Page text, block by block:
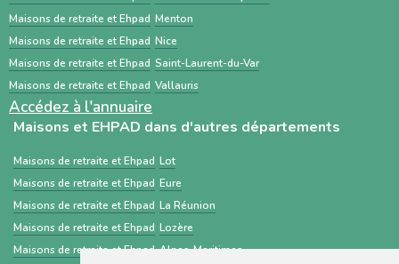
établissements médico-sociaux via un dossier
standardisé.
Maisons de retraite et Ehpad Menton
Maisons de retraite et Ehpad Nice
Maisons de retraite et Ehpad Saint-Laurent-du-Var
Maisons de retraite et Ehpad Vallauris
Accédez à l'annuaire
Maisons et EHPAD dans d'autres départements
Maisons de retraite et Ehpad Lot
Maisons de retraite et Ehpad Eure
Maisons de retraite et Ehpad La Réunion
Maisons de retraite et Ehpad Lozère
Maisons de retraite et Ehpad Alpes-Maritimes